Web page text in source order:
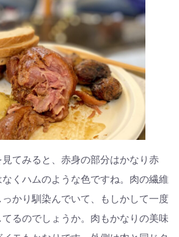
てみると、赤身の部分はかなり赤
くハムのような色ですね。肉の繊維
かり馴染んでいて、もしかして一度
るのでしょうか。肉もかなりの美味